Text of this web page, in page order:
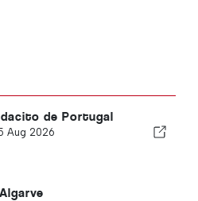
de Portugal
Aug 2026